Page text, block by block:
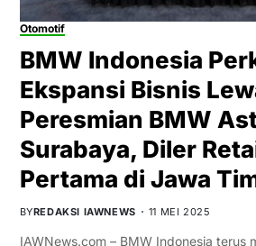
Otomotif
BMW Indonesia
Ekspansi Bisnis
Peresmian BMW
Surabaya, Diler
Pertama di Jawa
BYREDAKSI IAWNEWS 11 MEI 2025
IAWNews.com – BMW Indonesia terus